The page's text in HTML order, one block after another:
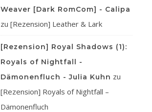
Weaver [Dark RomCom] - Calipa
zu [Rezension] Leather & Lark
[Rezension] Royal Shadows (1):
Royals of Nightfall -
Dämonenfluch - Julia Kuhn zu
[Rezension] Royals of Nightfall –
Dämonenfluch